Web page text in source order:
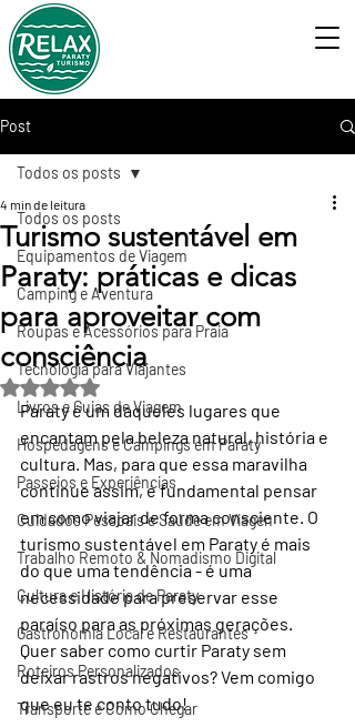
Post
Todos os posts
Equipamentos de Viagem
Camping e Aventura
Roupas e Acessórios para Praia
Tecnologia para Viajantes
Livros e Guias de Viagem
Hospedagens e Campings em Paraty
Passeios e Experiências
Cuidados Pessoais e Saúde em Viagen
Trabalho Remoto & Nomadismo Digital
Cultura e História de Paraty
Gastronomia Local e Restaurantes
Roteiros Personalizados
Transporte e Como Chegar
Todos os posts
Turismo sustentável em
Paraty: práticas e dicas
para aproveitar com
consciência
4 min de leitura
Avaliado com NaN de 5 estrelas.
Paraty é um daqueles lugares que
encantam pela beleza natural, história e
cultura. Mas, para que essa maravilha
continue assim, é fundamental pensar
em como viajar de forma consciente. O
turismo sustentável em Paraty é mais
do que uma tendência - é uma
necessidade para preservar esse
paraíso para as próximas gerações.
Quer saber como curtir Paraty sem
deixar rastros negativos? Vem comigo
que eu te conto tudo!